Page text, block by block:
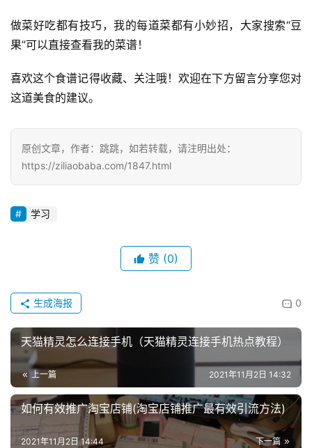
做菜好吃都有技巧，我的每道菜都有小妙招，大家搜索“豆
果”可以直接查看我的菜谱！
喜欢这个食谱记得收藏、关注哦！欢迎在下方留言分享您对
这道美食的建议。
原创文章，作者：跳跳，如若转载，请注明出处：
https://ziliaobaba.com/1847.html
学习
赞 (0)
0
生成海报
天猫精灵怎么连接手机（天猫精灵连接手机热点教程）
上一篇 2021年11月2日 14:32
如何有效推广淘宝店铺(淘宝店铺推广最有效引流方法)
下一篇
2021年11月2日 14:44